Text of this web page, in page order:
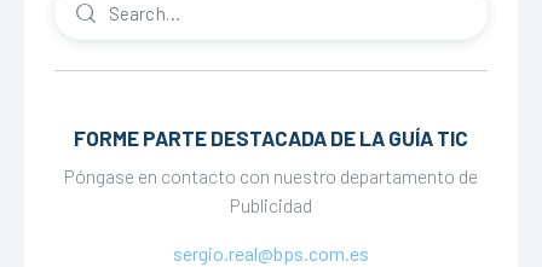
FORME PARTE DESTACADA DE LA GUÍA TIC
Póngase en contacto con nuestro departamento de
Publicidad
sergio.real@bps.com.es